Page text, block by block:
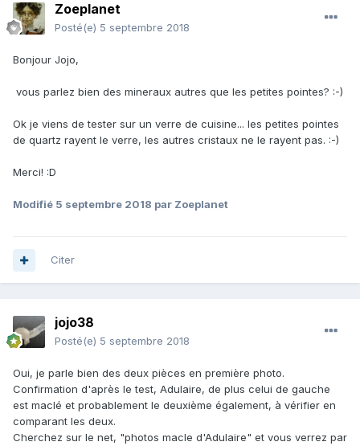
Zoeplanet
Posté(e) 5 septembre 2018
Bonjour Jojo,
vous parlez bien des mineraux autres que les petites pointes? :-)
Ok je viens de tester sur un verre de cuisine... les petites pointes
de quartz rayent le verre, les autres cristaux ne le rayent pas. :-)
Merci! :D
Modifié 5 septembre 2018 par Zoeplanet
Citer
jojo38
Posté(e) 5 septembre 2018
Oui, je parle bien des deux pièces en première photo.
Confirmation d'après le test, Adulaire, de plus celui de gauche
est maclé et probablement le deuxième également, à vérifier en
comparant les deux.
Cherchez sur le net, "photos macle d'Adulaire" et vous verrez par